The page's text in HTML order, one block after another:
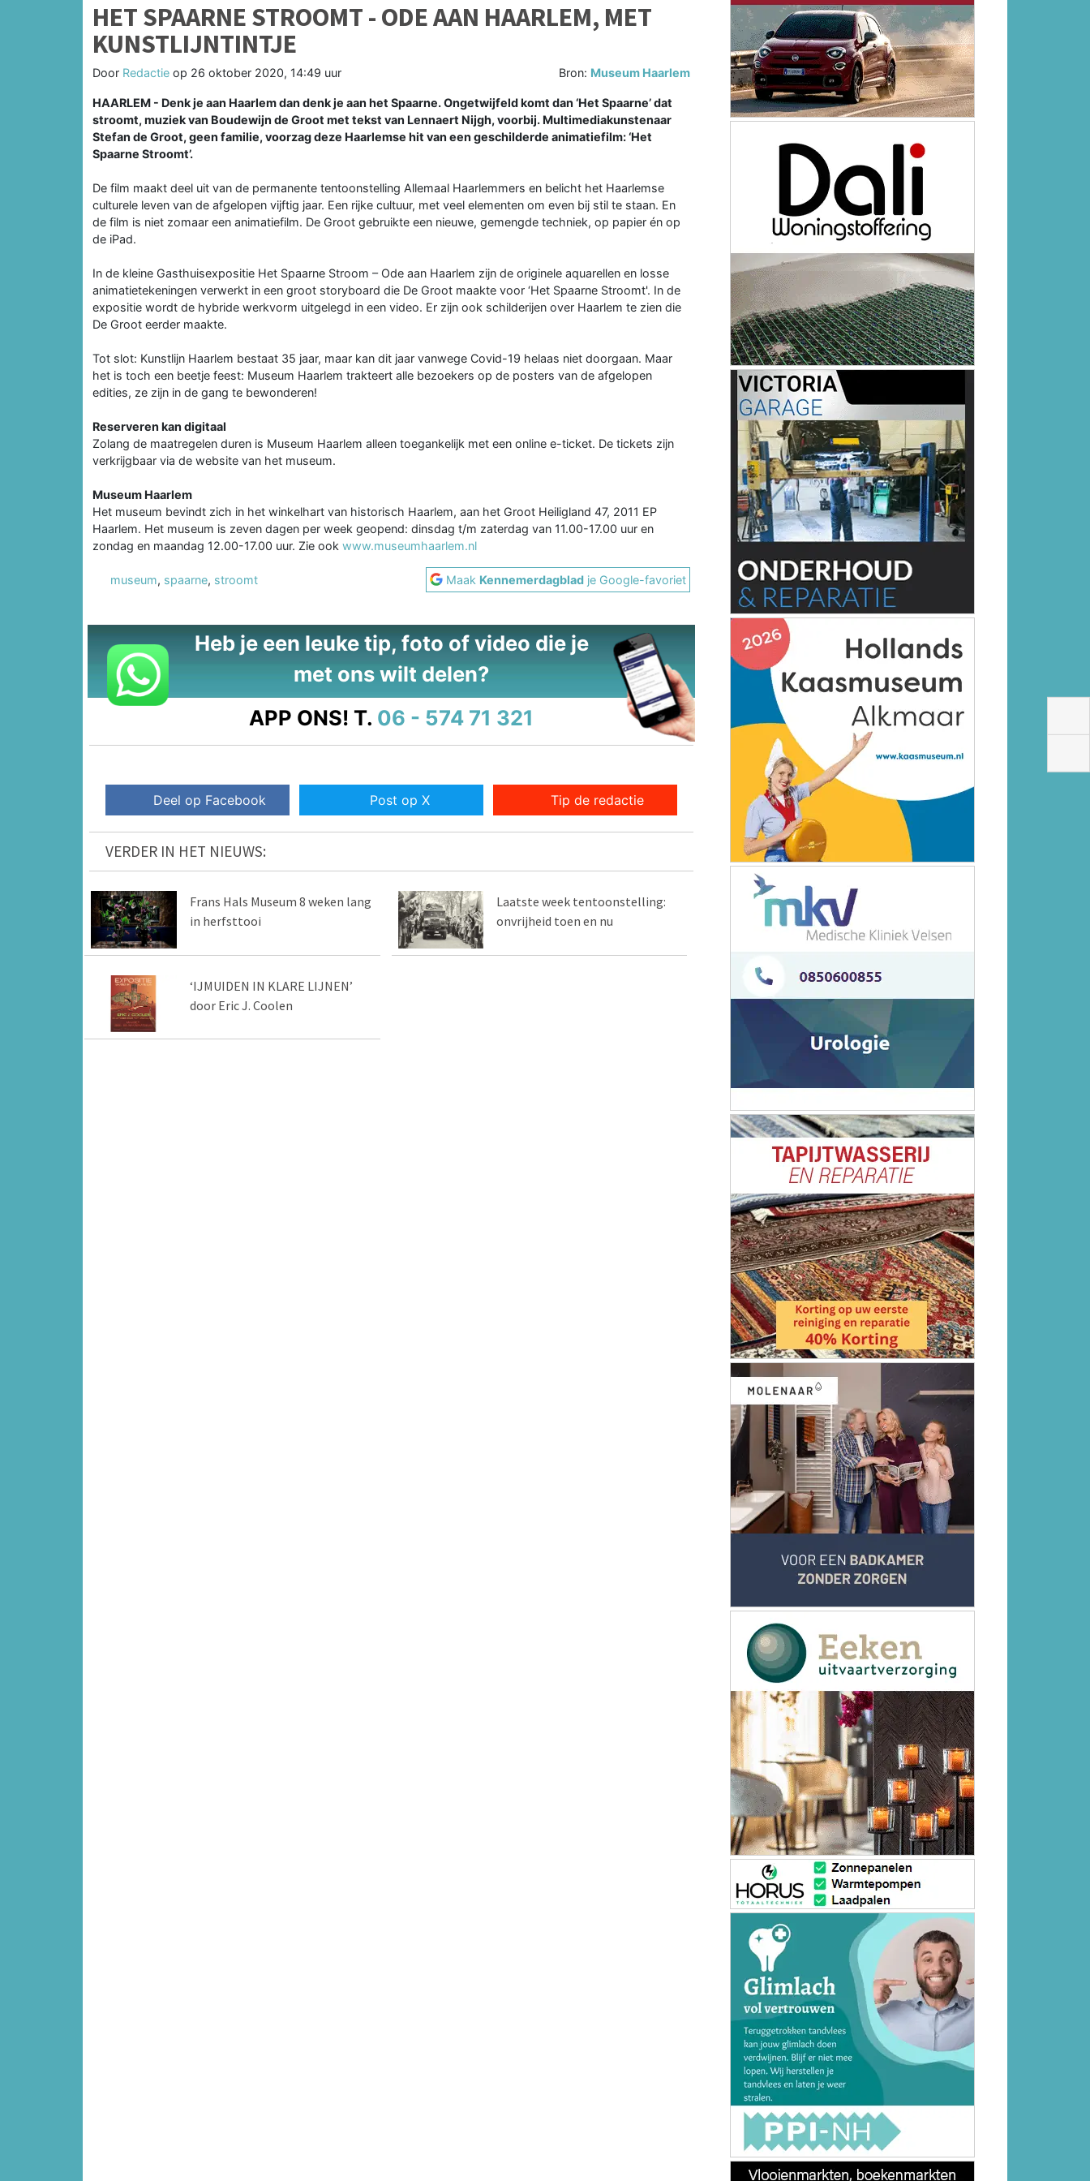
HET SPAARNE STROOMT - ODE AAN HAARLEM, MET
KUNSTLIJNTINTJE
Door Redactie op 26 oktober 2020, 14:49 uur Bron: Museum Haarlem
HAARLEM - Denk je aan Haarlem dan denk je aan het Spaarne. Ongetwijfeld komt dan ‘Het Spaarne’ dat
stroomt, muziek van Boudewijn de Groot met tekst van Lennaert Nijgh, voorbij. Multimediakunstenaar
Stefan de Groot, geen familie, voorzag deze Haarlemse hit van een geschilderde animatiefilm: ‘Het
Spaarne Stroomt’.
De film maakt deel uit van de permanente tentoonstelling Allemaal Haarlemmers en belicht het Haarlemse
culturele leven van de afgelopen vijftig jaar. Een rijke cultuur, met veel elementen om even bij stil te staan. En
de film is niet zomaar een animatiefilm. De Groot gebruikte een nieuwe, gemengde techniek, op papier én op
de iPad.
In de kleine Gasthuisexpositie Het Spaarne Stroom – Ode aan Haarlem zijn de originele aquarellen en losse
animatietekeningen verwerkt in een groot storyboard die De Groot maakte voor ‘Het Spaarne Stroomt'. In de
expositie wordt de hybride werkvorm uitgelegd in een video. Er zijn ook schilderijen over Haarlem te zien die
De Groot eerder maakte.
Tot slot: Kunstlijn Haarlem bestaat 35 jaar, maar kan dit jaar vanwege Covid-19 helaas niet doorgaan. Maar
het is toch een beetje feest: Museum Haarlem trakteert alle bezoekers op de posters van de afgelopen
edities, ze zijn in de gang te bewonderen!
Reserveren kan digitaal
Zolang de maatregelen duren is Museum Haarlem alleen toegankelijk met een online e-ticket. De tickets zijn
verkrijgbaar via de website van het museum.
Museum Haarlem
Het museum bevindt zich in het winkelhart van historisch Haarlem, aan het Groot Heiligland 47, 2011 EP
Haarlem. Het museum is zeven dagen per week geopend: dinsdag t/m zaterdag van 11.00-17.00 uur en
zondag en maandag 12.00-17.00 uur. Zie ook www.museumhaarlem.nl
museum, spaarne, stroomt Maak Kennemerdagblad je Google-favoriet
Heb je een leuke tip, foto of video die je
met ons wilt delen?
APP ONS! T. 06 - 574 71 321
Deel op Facebook Post op X Tip de redactie
VERDER IN HET NIEUWS:
Frans Hals Museum 8 weken lang
in herfsttooi
Laatste week tentoonstelling:
onvrijheid toen en nu
‘IJMUIDEN IN KLARE LIJNEN’
door Eric J. Coolen